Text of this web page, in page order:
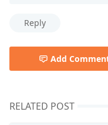
Reply
Add
RELATED POST